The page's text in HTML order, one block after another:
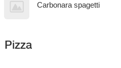
Carbonara spagetti
Pizza